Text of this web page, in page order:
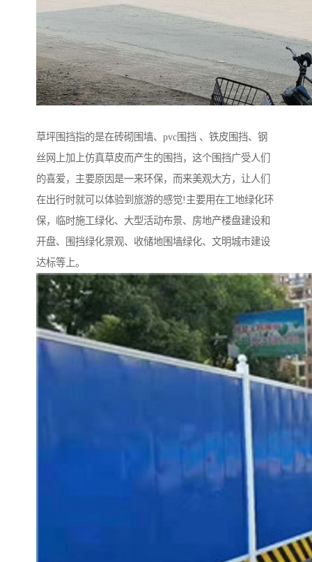
草坪围挡指的是在砖砌围墙、pvc围挡 、铁皮围挡、钢
丝网上加上仿真草皮而产生的围挡，这个围挡广受人们
的喜爱，主要原因是一来环保，而来美观大方，让人们
在出行时就可以体验到旅游的感觉!主要用在工地绿化环
保，临时施工绿化、大型活动布景、房地产楼盘建设和
开盘、围挡绿化景观、收储地围墙绿化、文明城市建设
达标等上。